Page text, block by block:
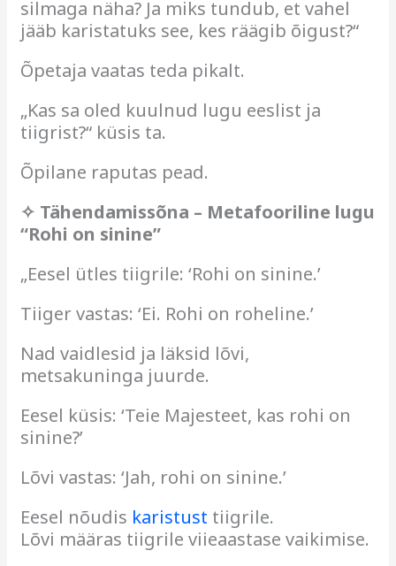
silmaga näha? Ja miks tundub, et vahel
jääb karistatuks see, kes räägib õigust?“
Õpetaja vaatas teda pikalt.
„Kas sa oled kuulnud lugu eeslist ja
tiigrist?“ küsis ta.
Õpilane raputas pead.
✧ Tähendamissõna – Metafooriline lugu
“Rohi on sinine”
„Eesel ütles tiigrile: ‘Rohi on sinine.’
Tiiger vastas: ‘Ei. Rohi on roheline.’
Nad vaidlesid ja läksid lõvi,
metsakuninga juurde.
Eesel küsis: ‘Teie Majesteet, kas rohi on
sinine?’
Lõvi vastas: ‘Jah, rohi on sinine.’
Eesel nõudis karistust tiigrile.
Lõvi määras tiigrile viieaastase vaikimise.